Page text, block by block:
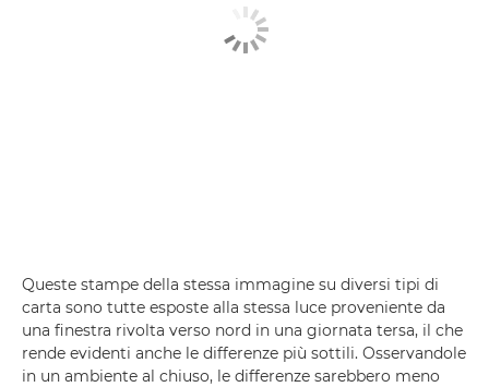
Queste stampe della stessa immagine su diversi tipi di
carta sono tutte esposte alla stessa luce proveniente da
una finestra rivolta verso nord in una giornata tersa, il che
rende evidenti anche le differenze più sottili. Osservandole
in un ambiente al chiuso, le differenze sarebbero meno